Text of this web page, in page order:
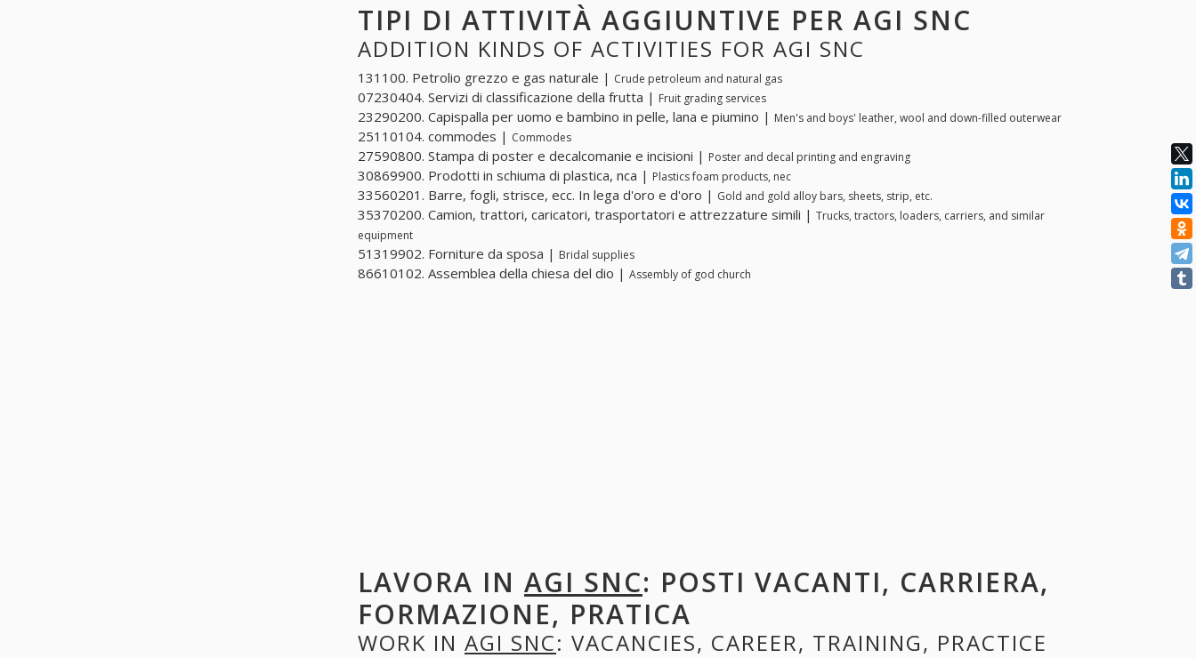
TIPI DI ATTIVITÀ AGGIUNTIVE PER AGI SNC
ADDITION KINDS OF ACTIVITIES FOR AGI SNC
131100. Petrolio grezzo e gas naturale | Crude petroleum and natural gas
07230404. Servizi di classificazione della frutta | Fruit grading services
23290200. Capispalla per uomo e bambino in pelle, lana e piumino | Men's and boys' leather, wool and down-filled outerwear
25110104. commodes | Commodes
27590800. Stampa di poster e decalcomanie e incisioni | Poster and decal printing and engraving
30869900. Prodotti in schiuma di plastica, nca | Plastics foam products, nec
33560201. Barre, fogli, strisce, ecc. In lega d'oro e d'oro | Gold and gold alloy bars, sheets, strip, etc.
35370200. Camion, trattori, caricatori, trasportatori e attrezzature simili | Trucks, tractors, loaders, carriers, and similar
equipment
51319902. Forniture da sposa | Bridal supplies
86610102. Assemblea della chiesa del dio | Assembly of god church
LAVORA IN AGI SNC: POSTI VACANTI, CARRIERA,
FORMAZIONE, PRATICA
WORK IN AGI SNC: VACANCIES, CAREER, TRAINING, PRACTICE